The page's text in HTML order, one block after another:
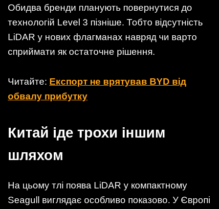
Обидва бренди планують повернутися до
технологій Level 3 пізніше. Тобто відсутність
LiDAR у нових флагманах навряд чи варто
сприймати як остаточне рішення.
Читайте: Експорт не врятував BYD від
обвалу прибутку
Китай іде трохи іншим
шляхом
На цьому тлі поява LiDAR у компактному
Seagull виглядає особливо показово. У Європі